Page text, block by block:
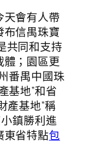
天會有人帶
布信禺珠寶
共同和支持
體；園區更
番禺中國珠
基地”和省
產基地”稱
鎮勝利進
東省特點包